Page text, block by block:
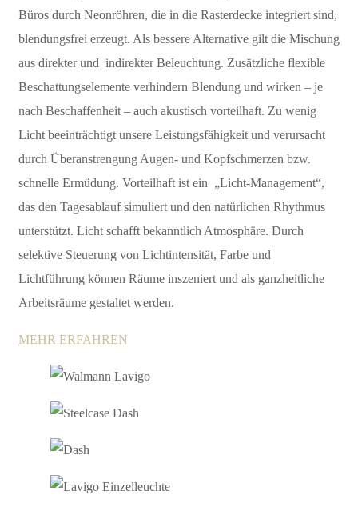
Büros durch Neonröhren, die in die Rasterdecke integriert sind,
blendungsfrei erzeugt. Als bessere Alternative gilt die Mischung
aus direkter und indirekter Beleuchtung. Zusätzliche flexible
Beschattungselemente verhindern Blendung und wirken – je
nach Beschaffenheit – auch akustisch vorteilhaft. Zu wenig
Licht beeinträchtigt unsere Leistungsfähigkeit und verursacht
durch Überanstrengung Augen- und Kopfschmerzen bzw.
schnelle Ermüdung. Vorteilhaft ist ein „Licht-Management“,
das den Tagesablauf simuliert und den natürlichen Rhythmus
unterstützt. Licht schafft bekanntlich Atmosphäre. Durch
selektive Steuerung von Lichtintensität, Farbe und
Lichtführung können Räume inszeniert und als ganzheitliche
Arbeitsräume gestaltet werden.
MEHR ERFAHREN